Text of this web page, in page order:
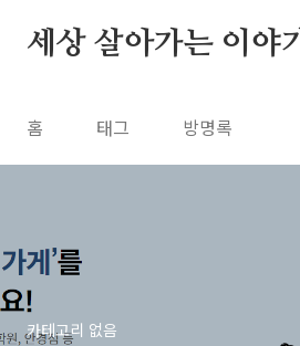
세상 살아가는 이야기
홈 태그 방명록
카테고리 없음